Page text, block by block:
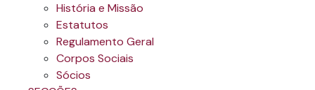
História e Missão
Estatutos
Regulamento Geral
Corpos Sociais
Sócios